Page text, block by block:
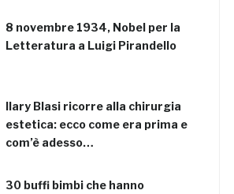
8 novembre 1934, Nobel per la
Letteratura a Luigi Pirandello
Ilary Blasi ricorre alla chirurgia
estetica: ecco come era prima e
com’è adesso…
30 buffi bimbi che hanno